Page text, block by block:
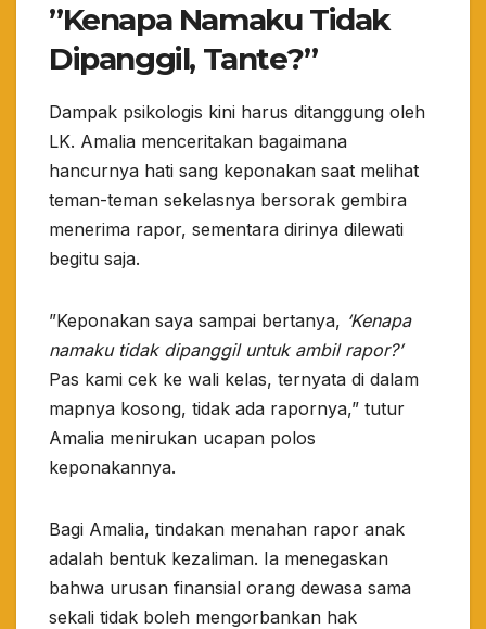
​”Kenapa Namaku Tidak
Dipanggil, Tante?”
​Dampak psikologis kini harus ditanggung oleh
LK. Amalia menceritakan bagaimana
hancurnya hati sang keponakan saat melihat
teman-teman sekelasnya bersorak gembira
menerima rapor, sementara dirinya dilewati
begitu saja.
​”Keponakan saya sampai bertanya, ‘Kenapa
namaku tidak dipanggil untuk ambil rapor?’
Pas kami cek ke wali kelas, ternyata di dalam
mapnya kosong, tidak ada rapornya,” tutur
Amalia menirukan ucapan polos
keponakannya.
​Bagi Amalia, tindakan menahan rapor anak
adalah bentuk kezaliman. Ia menegaskan
bahwa urusan finansial orang dewasa sama
sekali tidak boleh mengorbankan hak